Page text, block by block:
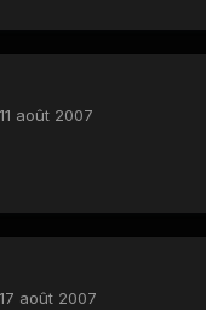
août 2007
août 2007